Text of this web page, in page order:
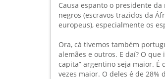
Causa espanto o presidente
negros (escravos trazidos da
europeus), especialmente os
Ora, cá tivemos também
alemães e outros. E daí? O
capita” argentino seja maior. É
vezes maior. O deles é de 28%